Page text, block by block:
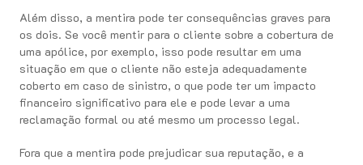
Além disso, a mentira pode ter consequências graves para
os dois. Se você mentir para o cliente sobre a cobertura de
uma apólice, por exemplo, isso pode resultar em uma
situação em que o cliente não esteja adequadamente
coberto em caso de sinistro, o que pode ter um impacto
financeiro significativo para ele e pode levar a uma
reclamação formal ou até mesmo um processo legal.
Fora que a mentira pode prejudicar sua reputação, e a